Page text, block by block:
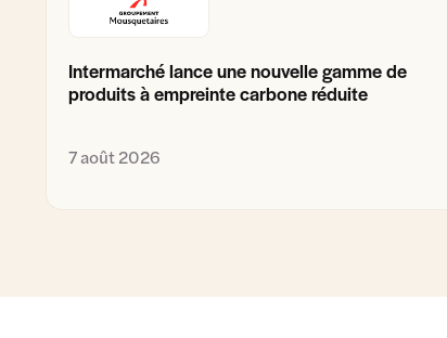
Intermarché lance une nouvelle gamme de
produits à empreinte carbone réduite
7 août 2026